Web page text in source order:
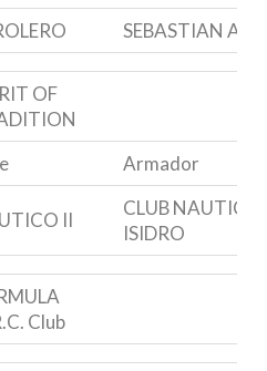
SEBASTIAN
OF
Armador
II
CLUB NAUTICO
ISIDRO
Club